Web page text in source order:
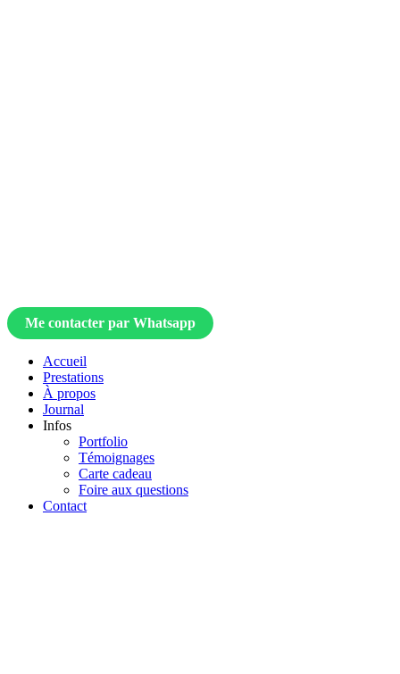
Me contacter par Whatsapp
Accueil
Prestations
À propos
Journal
Infos
Portfolio
Témoignages
Carte cadeau
Foire aux questions
Contact